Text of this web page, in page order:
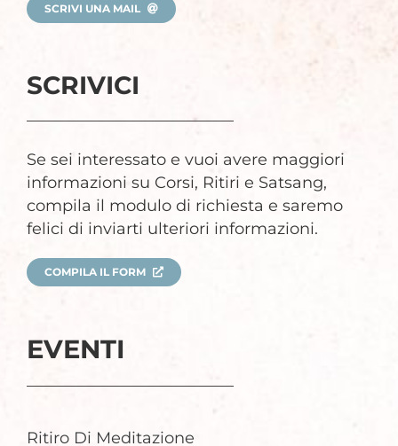
SCRIVI UNA MAIL
SCRIVICI
Se sei interessato e vuoi avere maggiori
informazioni su Corsi, Ritiri e Satsang,
compila il modulo di richiesta e saremo
felici di inviarti ulteriori informazioni.
COMPILA IL FORM
EVENTI
Ritiro Di Meditazione